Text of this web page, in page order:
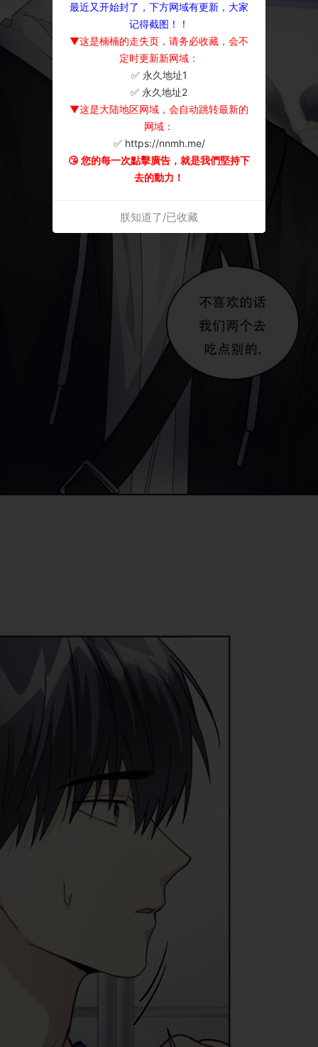
最近又开始封了，下方网域有更新，大家
记得截图！！
▼这是楠楠的走失页，请务必收藏，会不
定时更新新网域：
✅ 永久地址1
✅ 永久地址2
▼这是大陆地区网域，会自动跳转最新的
网域：
✅ https://nnmh.me/
😘 您的每一次點擊廣告，就是我們堅持下
去的動力！
朕知道了/已收藏